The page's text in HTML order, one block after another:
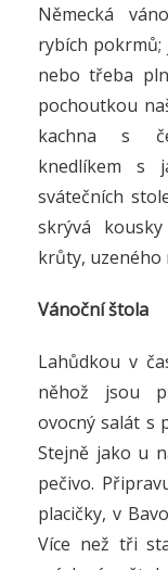
Německá
rybích pokrmů;
nebo třeba
pochoutkou
kachna s
knedlíkem s
svátečních
skrývá
krůty, uzeného
Vánoční štola
Lahůdkou v
něhož jsou
ovocný salát s
Stejně jako u
pečivo.
placičky, v
Více než tři